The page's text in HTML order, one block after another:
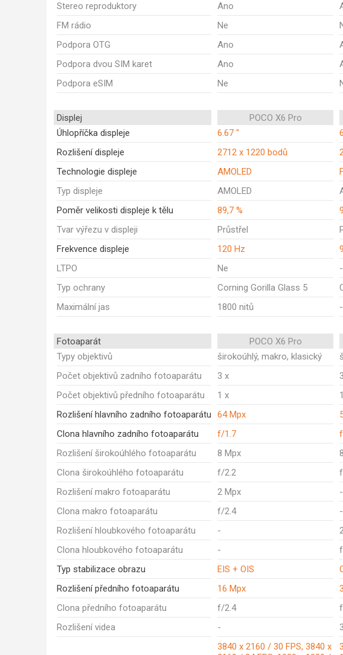
Stereo reproduktory
Ano
FM rádio
Ne
Podpora OTG
Ano
Podpora dvou SIM karet
Ano
Podpora eSIM
Ne
Displej POCO X6 Pro
Úhlopříčka displeje
6.67 "
Rozlišení displeje
2712 x 1220 bodů
Technologie displeje
AMOLED
Typ displeje
AMOLED
Poměr velikosti displeje k tělu
89,7 %
Tvar výřezu v displeji
Průstřel
Frekvence displeje
120 Hz
LTPO
Ne
-
Typ ochrany
Corning Gorilla Glass 5
Maximální jas
1800 nitů -
Fotoaparát POCO X6 Pro
Typy objektivů
širokoúhlý, makro, klasický
Počet objektivů zadního fotoaparátu
3 x
Počet objektivů předního fotoaparátu
1 x
Rozlišení hlavního zadního fotoaparátu
64 Mpx
Clona hlavního zadního fotoaparátu
f/1.7
Rozlišení širokoúhlého fotoaparátu
8 Mpx
Clona širokoúhlého fotoaparátu
f/2.2
Rozlišení makro fotoaparátu
2 Mpx
-
Clona makro fotoaparátu
f/2.4
-
Rozlišení hloubkového fotoaparátu
-
Clona hloubkového fotoaparátu
-
Typ stabilizace obrazu
EIS + OIS
Rozlišení předního fotoaparátu
16 Mpx
Clona předního fotoaparátu
f/2.4
Rozlišení videa
-
3840 x 2160 / 30 FPS, 3840 x